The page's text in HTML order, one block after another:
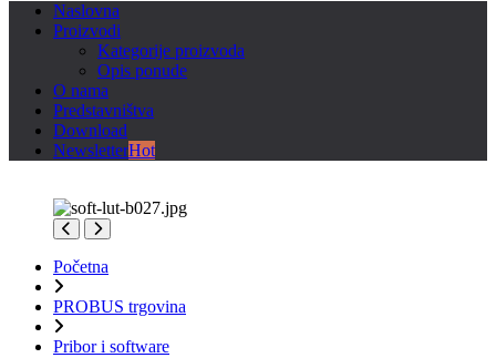
Naslovna
Proizvodi
Kategorije proizvoda
Opis ponude
O nama
Predstavništva
Download
NewsletterHot
Početna
PROBUS trgovina
Pribor i software